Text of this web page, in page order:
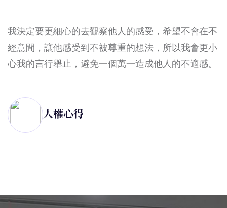
講師提供例句，讓研習者可以馬上應用。更了解兒童
權利。學會良好的師生互動。